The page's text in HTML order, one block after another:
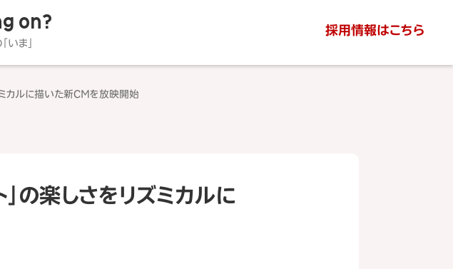
on?
ま」
採用情報はこちら
ミカルに描いた新CMを放映開始
」の楽しさをリズミカルに